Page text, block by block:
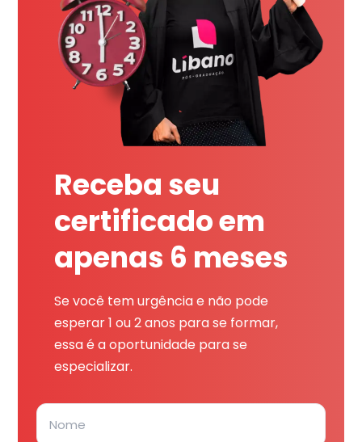
Receba seu
certificado em
apenas 6 meses
Se você tem urgência e não pode
esperar 1 ou 2 anos para se formar,
essa é a oportunidade para se
especializar.